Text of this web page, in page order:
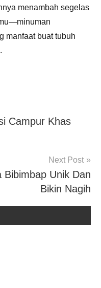
menambah segelas
manfaat buat tubuh
Campur Khas
Next Post
Bibimbap Unik Dan
Bikin Nagih